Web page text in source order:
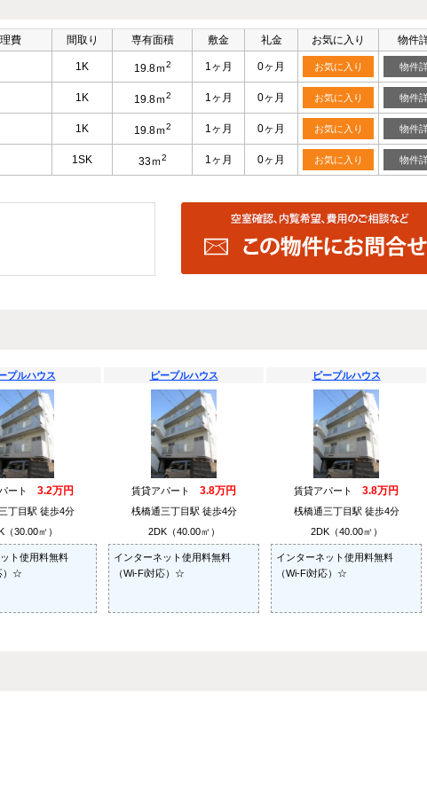
費 間取り 専有面積 敷金 礼金 お気に入り 物件
1K 19.8ｍ2 1ヶ月 0ヶ月 お気に入り 物件
1K 19.8ｍ2 1ヶ月 0ヶ月 お気に入り 物件
1K 19.8ｍ2 1ヶ月 0ヶ月 お気に入り 物件
1SK 33ｍ2 1ヶ月 0ヶ月 お気に入り 物件
プルハウス
ート 3.2万円
丁目駅 徒歩4分
（30.00㎡）
ト使用料無料
）☆
ピープルハウス
賃貸アパート 3.8万円
桟橋通三丁目駅 徒歩4分
2DK（40.00㎡）
インターネット使用料無料
（Wi-Fi対応）☆
ピープルハウス
賃貸アパート 3.8万円
桟橋通三丁目駅 徒歩4分
2DK（40.00㎡）
インターネット使用料無料
（Wi-Fi対応）☆